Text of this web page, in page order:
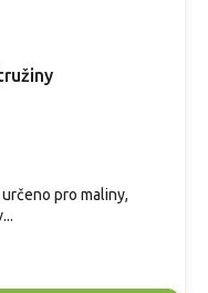
pro maliny,